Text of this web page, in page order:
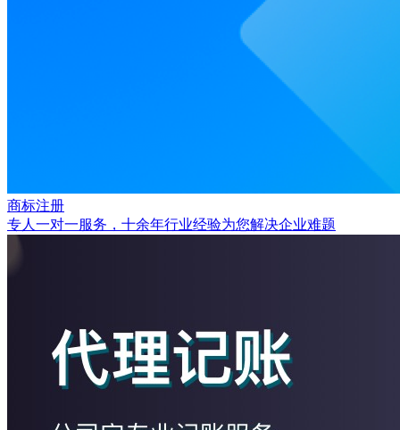
商标注册
专人一对一服务，十余年行业经验为您解决企业难题